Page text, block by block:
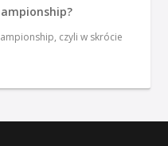
czyli w skrócie